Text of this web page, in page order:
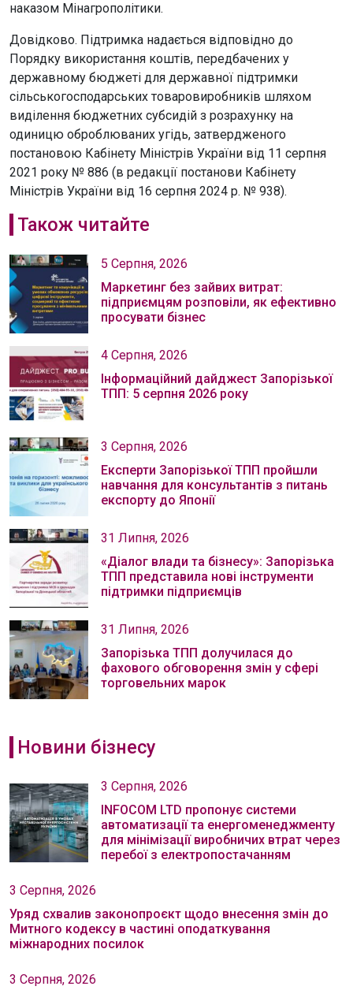
наказом Мінагрополітики.
Довідково. Підтримка надається відповідно до
Порядку використання коштів, передбачених у
державному бюджеті для державної підтримки
сільськогосподарських товаровиробників шляхом
виділення бюджетних субсидій з розрахунку на
одиницю оброблюваних угідь, затвердженого
постановою Кабінету Міністрів України від 11 серпня
2021 року № 886 (в редакції постанови Кабінету
Міністрів України від 16 серпня 2024 р. № 938).
Також читайте
5 Серпня, 2026
Маркетинг без зайвих витрат:
підприємцям розповіли, як ефективно
просувати бізнес
4 Серпня, 2026
Інформаційний дайджест Запорізької
ТПП: 5 серпня 2026 року
3 Серпня, 2026
Експерти Запорізької ТПП пройшли
навчання для консультантів з питань
експорту до Японії
31 Липня, 2026
«Діалог влади та бізнесу»: Запорізька
ТПП представила нові інструменти
підтримки підприємців
31 Липня, 2026
Запорізька ТПП долучилася до
фахового обговорення змін у сфері
торговельних марок
Новини бізнесу
3 Серпня, 2026
INFOCOM LTD пропонує системи
автоматизації та енергоменеджменту
для мінімізації виробничих втрат через
перебої з електропостачанням
3 Серпня, 2026
Уряд схвалив законопроєкт щодо внесення змін до
Митного кодексу в частині оподаткування
міжнародних посилок
3 Серпня, 2026